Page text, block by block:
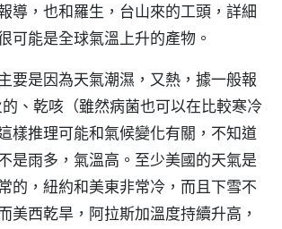
導，也和羅生，台山來的工頭，詳細
可能是全球氣溫上升的產物。
要是因為天氣潮濕，又熱，據一般報
的、乾咳（雖然病菌也可以在比較寒冷
樣推理可能和氣候變化有關，不知道
是雨多，氣溫高。至少美國的天氣是
的，紐約和美東非常冷，而且下雪不
美西乾旱，阿拉斯加溫度持續升高，